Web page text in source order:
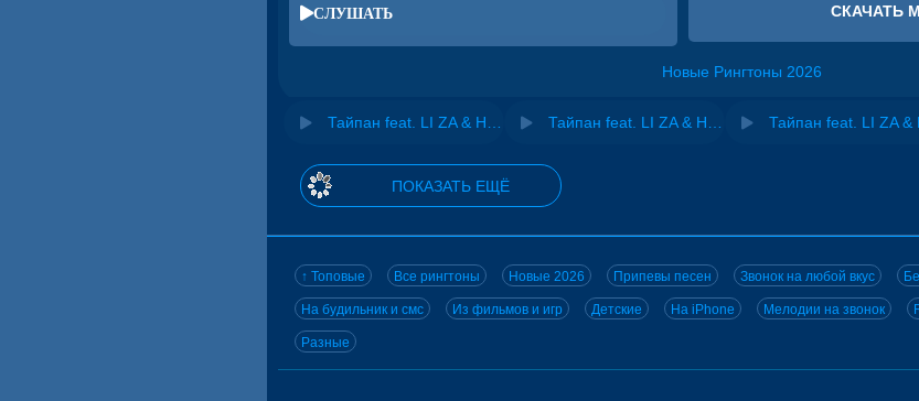
СЛУШАТЬ СКАЧАТЬ
Новые Рингтоны 2026
ПОКАЗАТЬ ЕЩЁ
↑ Топовые Все рингтоны Новые 2026 Припевы песен Звонок на любой вкус
На будильник и смс Из фильмов и игр Детские На iPhone Мелодии на звонок
Разные